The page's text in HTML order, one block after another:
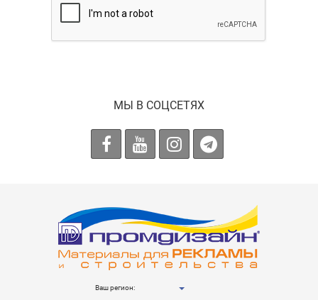
МЫ В СОЦСЕТЯХ
Ваш регион: